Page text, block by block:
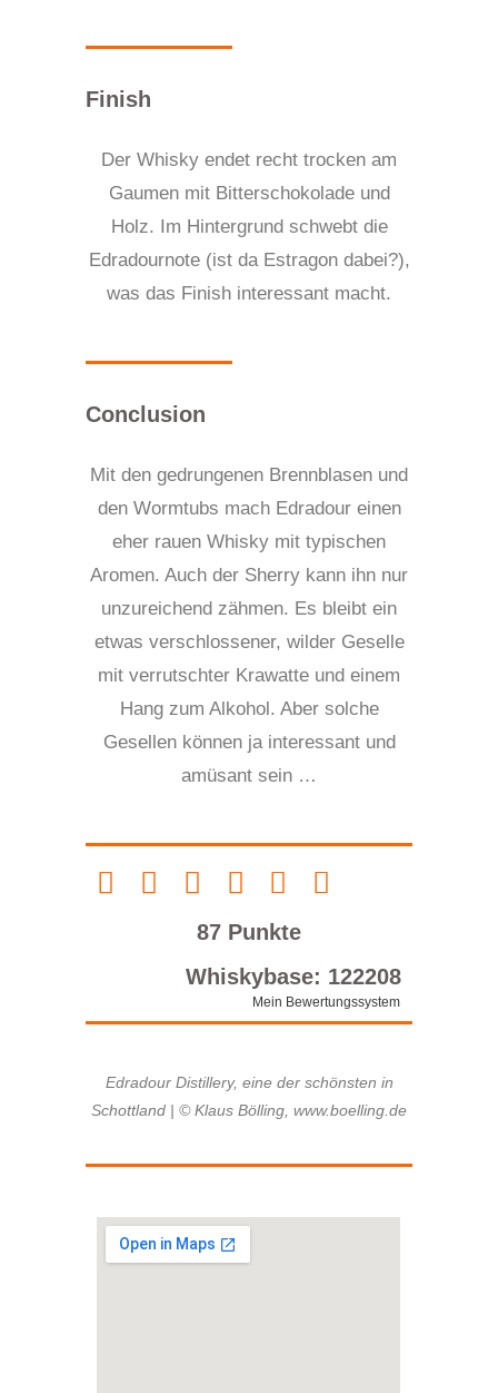
Finish
Der Whisky endet recht trocken am
Gaumen mit Bitterschokolade und
Holz. Im Hintergrund schwebt die
Edradournote (ist da Estragon dabei?),
was das Finish interessant macht.
Conclusion
Mit den gedrungenen Brennblasen und
den Wormtubs mach Edradour einen
eher rauen Whisky mit typischen
Aromen. Auch der Sherry kann ihn nur
unzureichend zähmen. Es bleibt ein
etwas verschlossener, wilder Geselle
mit verrutschter Krawatte und einem
Hang zum Alkohol. Aber solche
Gesellen können ja interessant und
amüsant sein …
87 Punkte
Whiskybase: 122208
Mein Bewertungssystem
Edradour Distillery, eine der schönsten in
Schottland | © Klaus Bölling, www.boelling.de